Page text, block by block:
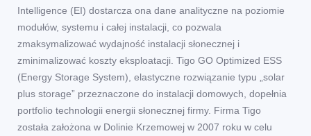
Intelligence (EI) dostarcza ona dane analityczne na poziomie
modułów, systemu i całej instalacji, co pozwala
zmaksymalizować wydajność instalacji słonecznej i
zminimalizować koszty eksploatacji. Tigo GO Optimized ESS
(Energy Storage System), elastyczne rozwiązanie typu „solar
plus storage” przeznaczone do instalacji domowych, dopełnia
portfolio technologii energii słonecznej firmy. Firma Tigo
została założona w Dolinie Krzemowej w 2007 roku w celu